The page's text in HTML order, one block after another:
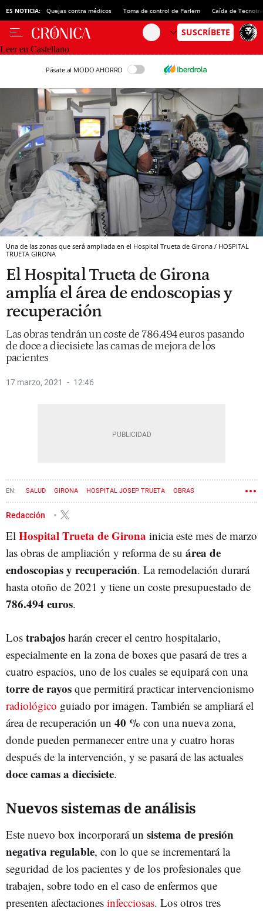
ES NOTICIA: Quejas contra médicos Toma de control de Parlem Caída de
Leer en Castellano
Pásate al MODO AHORRO
Una de las zonas que será ampliada en el Hospital Trueta de Girona / HOSPITAL
TRUETA GIRONA
El Hospital Trueta de Girona
amplía el área de endoscopias y
recuperación
Las obras tendrán un coste de 786.494 euros pasando
de doce a diecisiete las camas de mejora de los
pacientes
17 marzo, 2021 12:46
SALUD GIRONA HOSPITAL JOSEP TRUETA OBRAS
Redacción
El Hospital Trueta de Girona inicia este mes de marzo
las obras de ampliación y reforma de su área de
endoscopias y recuperación. La remodelación durará
hasta otoño de 2021 y tiene un coste presupuestado de
786.494 euros.
Los trabajos harán crecer el centro hospitalario,
especialmente en la zona de boxes que pasará de tres a
cuatro espacios, uno de los cuales se equipará con una
torre de rayos que permitirá practicar intervencionismo
radiológico guiado por imagen. También se ampliará el
área de recuperación un 40 % con una nueva zona,
donde pueden permanecer entre una y cuatro horas
después de la intervención, y se pasará de las actuales
doce camas a diecisiete.
Nuevos sistemas de análisis
Este nuevo box incorporará un sistema de presión
negativa regulable, con lo que se incrementará la
seguridad de los pacientes y de los profesionales que
trabajen, sobre todo en el caso de enfermos que
presenten afectaciones infecciosas. Los otros tres